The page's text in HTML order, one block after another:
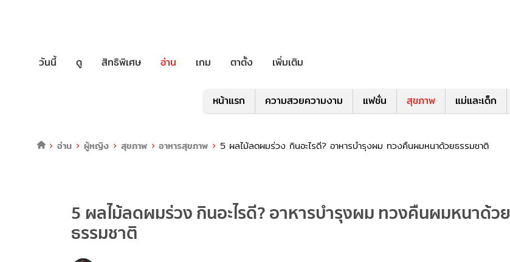
วันนี้ ดู สิทธิพิเศษ อ่าน เกม ตาตั้ง เพิ่มเติม
หน้าแรก ความสวยความงาม แฟชั่น สุขภาพ แม่และเด็ก
อ่าน ผู้หญิง สุขภาพ อาหารสุขภาพ 5 ผลไม้ลดผมร่วง กินอะไรดี? อาหารบำรุงผม ทวงคืนผมหนาด้วยธรรมชาติ
5 ผลไม้ลดผมร่วง กินอะไรดี? อาหารบำรุงผม ทวงคืนผมหนาด้วย
ธรรมชาติ